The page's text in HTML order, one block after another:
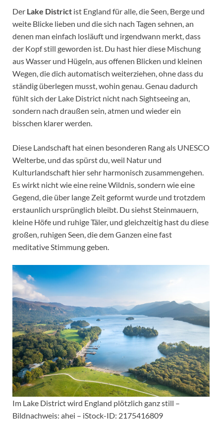
Der Lake District ist England für alle, die Seen, Berge und
weite Blicke lieben und die sich nach Tagen sehnen, an
denen man einfach losläuft und irgendwann merkt, dass
der Kopf still geworden ist. Du hast hier diese Mischung
aus Wasser und Hügeln, aus offenen Blicken und kleinen
Wegen, die dich automatisch weiterziehen, ohne dass du
ständig überlegen musst, wohin genau. Genau dadurch
fühlt sich der Lake District nicht nach Sightseeing an,
sondern nach draußen sein, atmen und wieder ein
bisschen klarer werden.
Diese Landschaft hat einen besonderen Rang als UNESCO
Welterbe, und das spürst du, weil Natur und
Kulturlandschaft hier sehr harmonisch zusammengehen.
Es wirkt nicht wie eine reine Wildnis, sondern wie eine
Gegend, die über lange Zeit geformt wurde und trotzdem
erstaunlich ursprünglich bleibt. Du siehst Steinmauern,
kleine Höfe und ruhige Täler, und gleichzeitig hast du diese
großen, ruhigen Seen, die dem Ganzen eine fast
meditative Stimmung geben.
Im Lake District wird England plötzlich ganz still –
Bildnachweis: ahei – iStock-ID: 2175416809